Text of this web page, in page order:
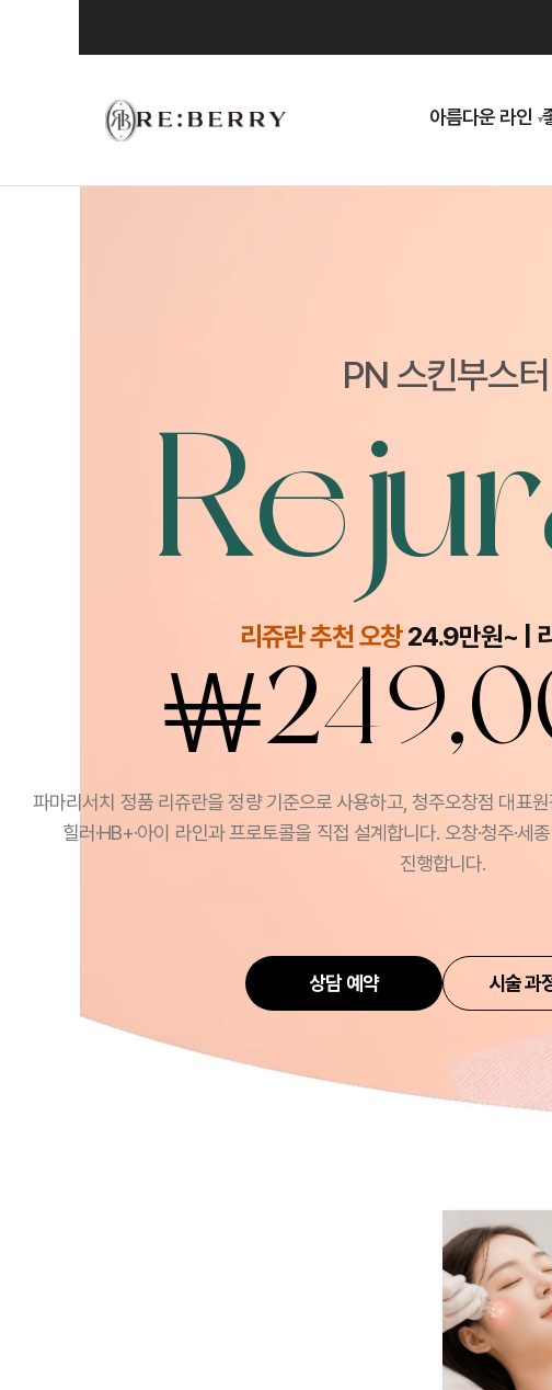
아름다운 라인
PN 스킨부스터
리쥬란 추천 오창24.9만원~ |
￦
파마리서치 정품 리쥬란을 정량 기준으로 사용하고, 청주오창점 대표
힐러·HB+·아이 라인과 프로토콜을 직접 설계합니다. 오창·청주·세
진행합니다.
상담 예약 시술 과